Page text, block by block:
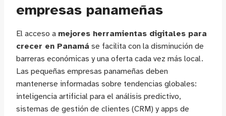
empresas panameñas
El acceso a mejores herramientas digitales para
crecer en Panamá se facilita con la disminución de
barreras económicas y una oferta cada vez más local.
Las pequeñas empresas panameñas deben
mantenerse informadas sobre tendencias globales:
inteligencia artificial para el análisis predictivo,
sistemas de gestión de clientes (CRM) y apps de